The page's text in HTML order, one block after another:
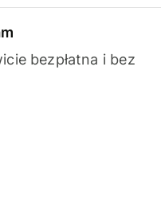
bezpłatna i bez